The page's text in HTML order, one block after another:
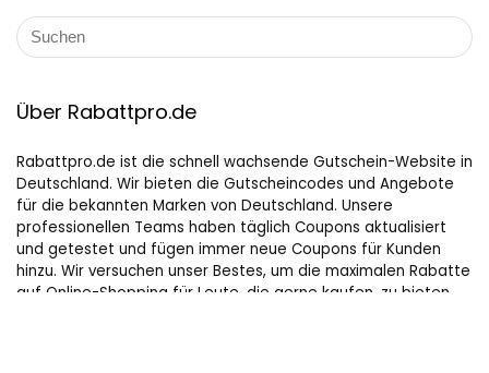
Über Rabattpro.de
Rabattpro.de ist die schnell wachsende Gutschein-Website in
Deutschland. Wir bieten die Gutscheincodes und Angebote
für die bekannten Marken von Deutschland. Unsere
professionellen Teams haben täglich Coupons aktualisiert
und getestet und fügen immer neue Coupons für Kunden
hinzu. Wir versuchen unser Bestes, um die maximalen Rabatte
auf Online-Shopping für Leute, die gerne kaufen, zu bieten.